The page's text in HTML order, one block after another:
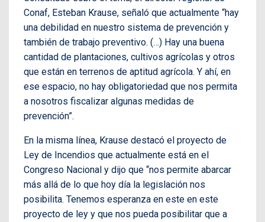
Conaf, Esteban Krause, señaló que actualmente “hay
una debilidad en nuestro sistema de prevención y
también de trabajo preventivo. (…) Hay una buena
cantidad de plantaciones, cultivos agrícolas y otros
que están en terrenos de aptitud agrícola. Y ahí, en
ese espacio, no hay obligatoriedad que nos permita
a nosotros fiscalizar algunas medidas de
prevención”.
En la misma línea, Krause destacó el proyecto de
Ley de Incendios que actualmente está en el
Congreso Nacional y dijo que “nos permite abarcar
más allá de lo que hoy día la legislación nos
posibilita. Tenemos esperanza en este en este
proyecto de ley y que nos pueda posibilitar que a